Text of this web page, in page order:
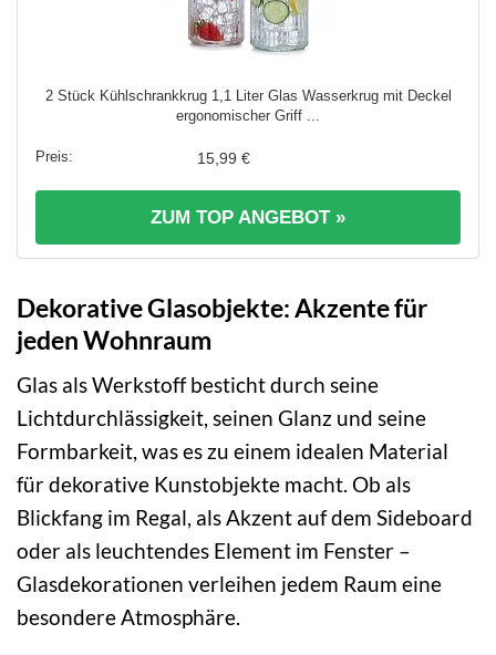
2 Stück Kühlschrankkrug 1,1 Liter Glas Wasserkrug mit Deckel
ergonomischer Griff ...
15,99 €
ZUM TOP ANGEBOT »
Dekorative Glasobjekte: Akzente für
jeden Wohnraum
Glas als Werkstoff besticht durch seine
Lichtdurchlässigkeit, seinen Glanz und seine
Formbarkeit, was es zu einem idealen Material
für dekorative Kunstobjekte macht. Ob als
Blickfang im Regal, als Akzent auf dem Sideboard
oder als leuchtendes Element im Fenster –
Glasdekorationen verleihen jedem Raum eine
besondere Atmosphäre.